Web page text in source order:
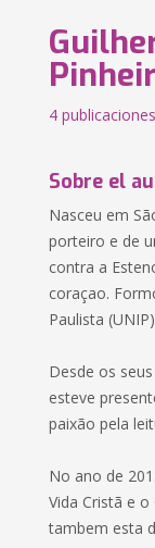
4 publicaciones
Sobre el
Nasceu em
porteiro e de
contra a
coraçao.
Paulista
Desde os
esteve
paixão pela
No ano de
Vida Cristã e
tambem esta